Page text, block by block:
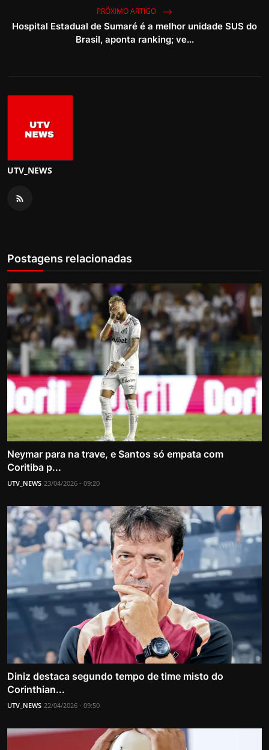
PRÓXIMO ARTIGO
Hospital Estadual de Sumaré é a melhor unidade SUS do
Brasil, aponta ranking; ve...
UTV_NEWS
Postagens relacionadas
Neymar para na trave, e Santos só empata com
Coritiba p...
UTV_NEWS 23/04/2026 - 09:20
Diniz destaca segundo tempo de time misto do
Corinthian...
UTV_NEWS 22/04/2026 - 09:50